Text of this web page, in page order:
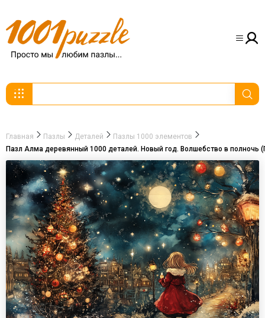
Главная Пазлы Деталей
Пазлы 1000 элементов
Пазл Алма деревянный 1000 деталей. Новый год. Волшебство в полночь